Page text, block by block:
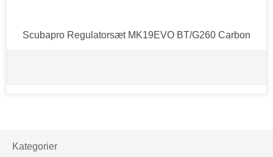
Scubapro Regulatorsæt MK19EVO BT/G260 Carbon
Kategorier